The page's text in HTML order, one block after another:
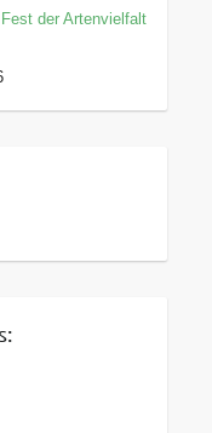
der Artenvielfalt